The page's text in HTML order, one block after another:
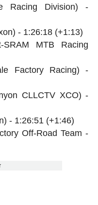
Racing Division) -
- 1:26:18 (+1:13)
SRAM MTB Racing
Factory Racing) -
CLLCTV XCO) -
- 1:26:51 (+1:46)
Off-Road Team -